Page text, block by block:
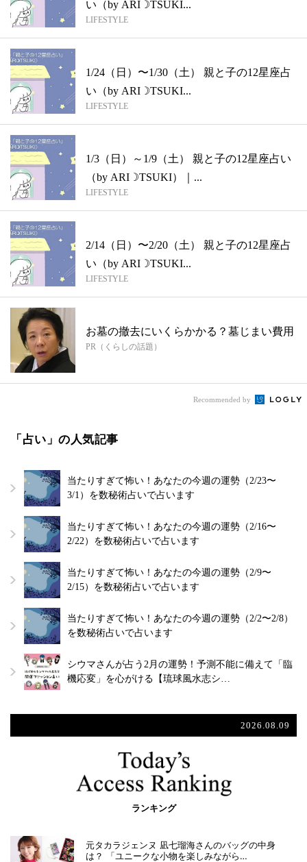
い（by ARI☽TSUKI...
LIFESTYLE
1/24（日）〜1/30（土） 親と子の12星座占
い（by ARI☽TSUKI...
LIFESTYLE
1/3（日）～1/9（土） 親と子の12星座占い
（by ARI☽TSUKI）｜...
LIFESTYLE
2/14（日）〜2/20（土） 親と子の12星座占
い（by ARI☽TSUKI...
LIFESTYLE
お墓の撤去にいくらかかる？墓じまい費用
PR（くらしの話題）
Recommended by
「占い」の人気記事
当たりすぎて怖い！あなたの今週の運勢（2/23〜
3/1）を数秘術占いで占います
当たりすぎて怖い！あなたの今週の運勢（2/16〜
2/22）を数秘術占いで占います
当たりすぎて怖い！あなたの今週の運勢（2/9〜
2/15）を数秘術占いで占います
当たりすぎて怖い！あなたの今週の運勢（2/2〜2/8）
を数秘術占いで占います
シウマさんが占う2月の運勢！予測不能に備えて「臨
機応変」を心がける【琉球風水志シ…
2026.08.09
ランキング
元タカラジェンヌ 凪七瑠海さんのバッグの中身
は？ 「ユニークな小物を楽しみながら…